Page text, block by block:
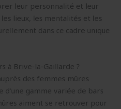
leur personnalité et leur
lieux, les mentalités et les
dans ce cadre unique
à Brive-la-Gaillarde ?
des femmes mûres
d’une gamme variée de bars
aiment se retrouver pour